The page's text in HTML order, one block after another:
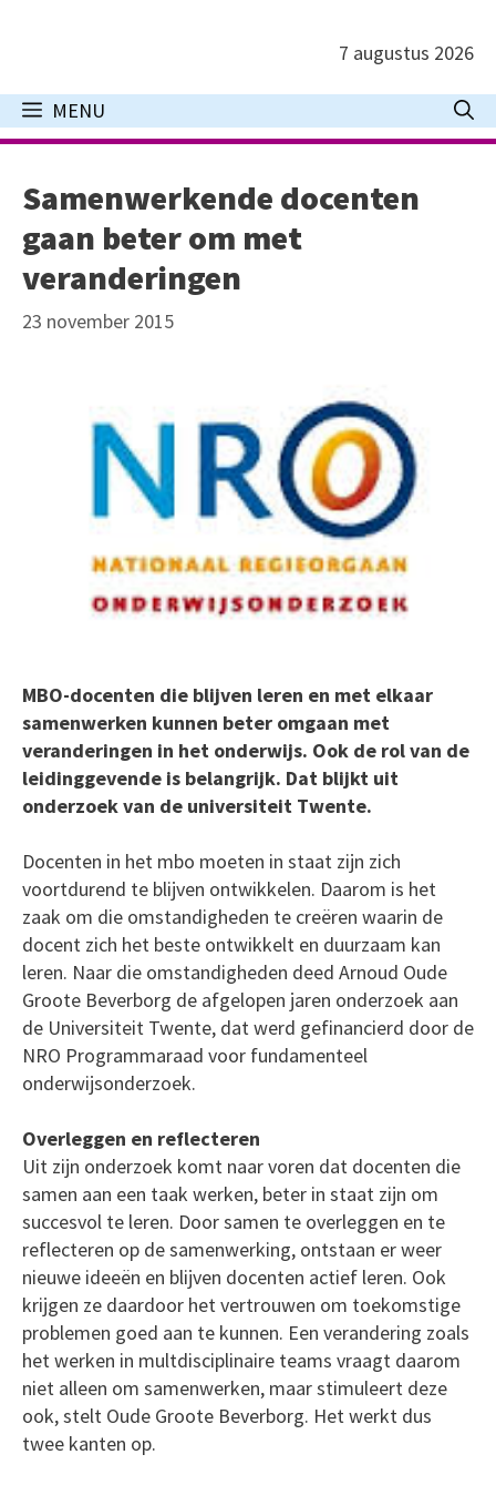
inhoud
7 augustus 2026
MENU
Samenwerkende docenten
gaan beter om met
veranderingen
23 november 2015
MBO-docenten die blijven leren en met elkaar
samenwerken kunnen beter omgaan met
veranderingen in het onderwijs. Ook de rol van de
leidinggevende is belangrijk. Dat blijkt uit
onderzoek van de universiteit Twente.
Docenten in het mbo moeten in staat zijn zich
voortdurend te blijven ontwikkelen. Daarom is het
zaak om die omstandigheden te creëren waarin de
docent zich het beste ontwikkelt en duurzaam kan
leren. Naar die omstandigheden deed Arnoud Oude
Groote Beverborg de afgelopen jaren onderzoek aan
de Universiteit Twente, dat werd gefinancierd door de
NRO Programmaraad voor fundamenteel
onderwijsonderzoek.
Overleggen en reflecteren
Uit zijn onderzoek komt naar voren dat docenten die
samen aan een taak werken, beter in staat zijn om
succesvol te leren. Door samen te overleggen en te
reflecteren op de samenwerking, ontstaan er weer
nieuwe ideeën en blijven docenten actief leren. Ook
krijgen ze daardoor het vertrouwen om toekomstige
problemen goed aan te kunnen. Een verandering zoals
het werken in multdisciplinaire teams vraagt daarom
niet alleen om samenwerken, maar stimuleert deze
ook, stelt Oude Groote Beverborg. Het werkt dus
twee kanten op.